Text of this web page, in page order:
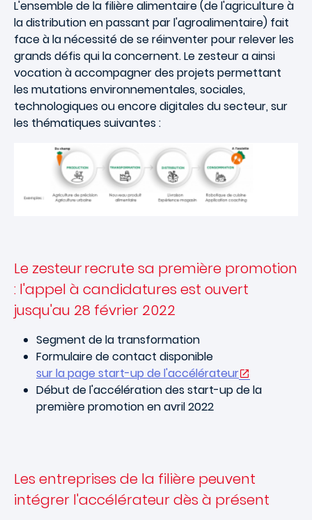
L'ensemble de la filière alimentaire (de l'agriculture à
la distribution en passant par l'agroalimentaire) fait
face à la nécessité de se réinventer pour relever les
grands défis qui la concernent. Le zesteur a ainsi
vocation à accompagner des projets permettant
les mutations environnementales, sociales,
technologiques ou encore digitales du secteur, sur
les thématiques suivantes :
Le zesteur recrute sa première promotion
: l'appel à candidatures est ouvert
jusqu'au 28 février 2022
Segment de la transformation
Formulaire de contact disponible
sur la page start-up de l'accélérateur
Début de l'accélération des start-up de la
première promotion en avril 2022
Les entreprises de la filière peuvent
intégrer l'accélérateur dès à présent